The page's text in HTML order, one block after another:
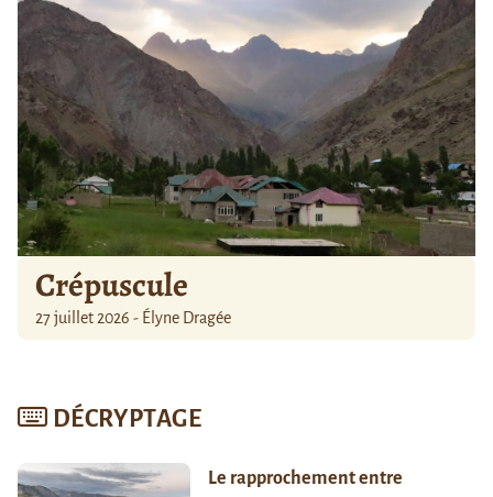
Crépuscule
27 juillet 2026 - Élyne Dragée
DÉCRYPTAGE
Le rapprochement entre